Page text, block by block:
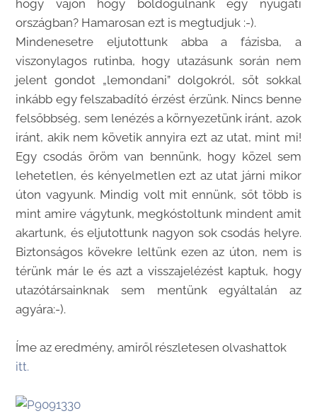
hogy vajon hogy boldogulnánk egy nyugati
országban? Hamarosan ezt is megtudjuk :-).
Mindenesetre eljutottunk abba a fázisba, a
viszonylagos rutinba, hogy utazásunk során nem
jelent gondot „lemondani” dolgokról, sőt sokkal
inkább egy felszabadító érzést érzünk. Nincs benne
felsőbbség, sem lenézés a környezetünk iránt, azok
iránt, akik nem követik annyira ezt az utat, mint mi!
Egy csodás öröm van bennünk, hogy közel sem
lehetetlen, és kényelmetlen ezt az utat járni mikor
úton vagyunk. Mindig volt mit ennünk, sőt több is
mint amire vágytunk, megkóstoltunk mindent amit
akartunk, és eljutottunk nagyon sok csodás helyre.
Biztonságos kövekre leltünk ezen az úton, nem is
térünk már le és azt a visszajelézést kaptuk, hogy
utazótársainknak sem mentünk egyáltalán az
agyára:-).
Íme az eredmény, amiről részletesen olvashattok
itt.